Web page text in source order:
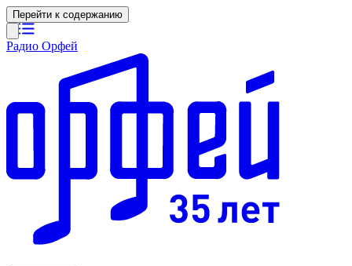
Перейти к содержанию
Радио Орфей